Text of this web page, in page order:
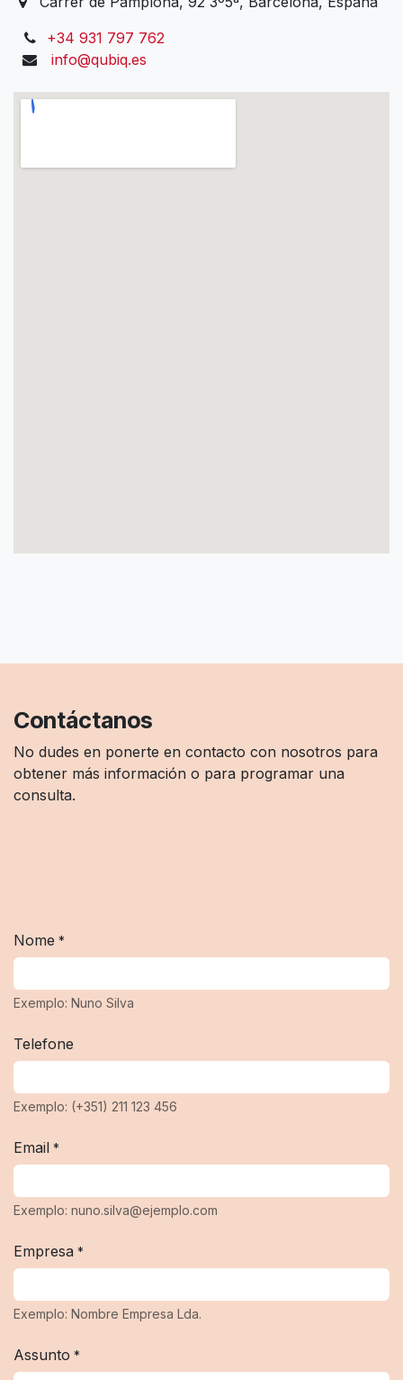
+34 931 797 762
info@qubiq.es
Contáctanos
No dudes en ponerte en contacto con nosotros para
obtener más información o para programar una
consulta.
Nome *
Exemplo: Nuno Silva
Telefone
Exemplo: (+351) 211 123 456
Email *
Exemplo: nuno.silva@ejemplo.com
Empresa *
Exemplo: Nombre Empresa Lda.
Assunto *